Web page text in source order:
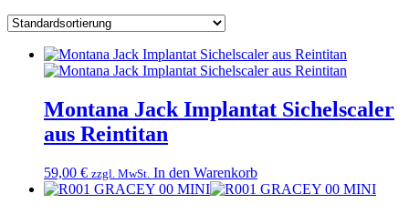
Montana Jack Implantat Sichelscaler
aus Reintitan
59,00 € zzgl. MwSt. In den Warenkorb